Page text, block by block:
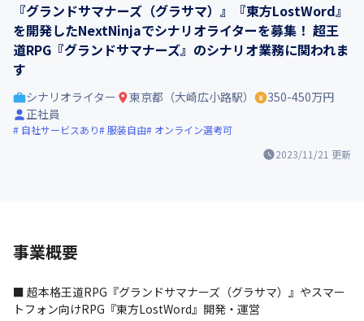
『グランドサマナーズ（グラサマ）』『東方LostWord』
を開発したNextNinjaでシナリオライターを募集！ 超王
道RPG『グランドサマナーズ』のシナリオ業務に関われま
す
2023/11/21 更新
シナリオライター 東京都（大崎広小路駅）
350-450万円
正社員
自社サービスあり 服装自由 オンライン選考可
事業概要
■ 超本格王道RPG『グランドサマナーズ（グラサマ）』やスマー
トフォン向けRPG『東方LostWord』開発・運営